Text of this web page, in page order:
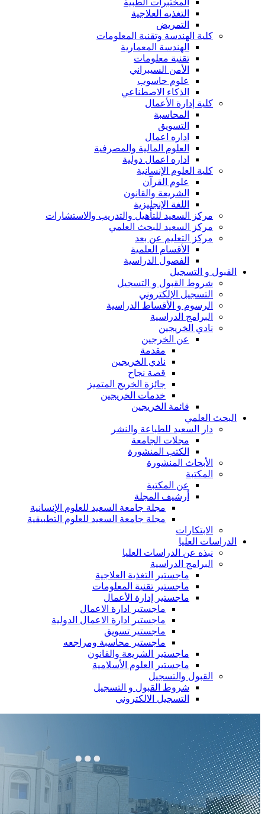
المختبرات الطبية
التغذيه العلاجية
التمريض
كلية الهندسة وتقنية المعلومات
الهندسة المعمارية
تقنية معلومات
الأمن السيبراني
علوم حاسوب
الذكاء الاصطناعي
كلية إدارة الأعمال
المحاسبة
التسويق
اداره اعمال
العلوم المالية والمصرفية
اداره اعمال دولية
كلية العلوم الإنسانية
علوم القرآن
الشريعة والقانون
اللغة الإنجليزية
مركز السعيد للتأهيل والتدريب والاستشارات
مركز السعيد للبحث العلمي
مركز التعليم عن بعد
الأقسام العلمية
الفصول الدراسية
القبول و التسجيل
شروط القبول و التسجيل
التسجيل الإلكتروني
الرسوم و الأقساط الدراسية
البرامج الدراسية
نادي الخريجين
عن الخرجين
مقدمة
نادي الخريجين
قصة نجاح
جائزة الخريج المتميز
خدمات الخريجين
قائمة الخريجين
البحث العلمي
دار السعيد للطباعة والنشر
مجلات الجامعة
الكتب المنشورة
الأبحاث المنشورة
المكتبة
عن المكتبة
أرشيف المجلة
مجلة جامعة السعيد للعلوم الإنسانية
مجلة جامعة السعيد للعلوم التطبيقية
الابتكارات
الدراسات العليا
نبذه عن الدراسات العليا
البرامج الدراسية
ماجستير التغذية العلاجية
ماجستير تقنية المعلومات
ماجستير إدارة الأعمال
ماجستير ادارة الاعمال
ماجستير ادارة الاعمال الدولية
ماجستير تسويق
ماجستير محاسبة ومراجعه
ماجستير الشريعة والقانون
ماجستير العلوم الأسلامية
القبول والتسجيل
شروط القبول و التسجيل
التسجيل الالكتروني